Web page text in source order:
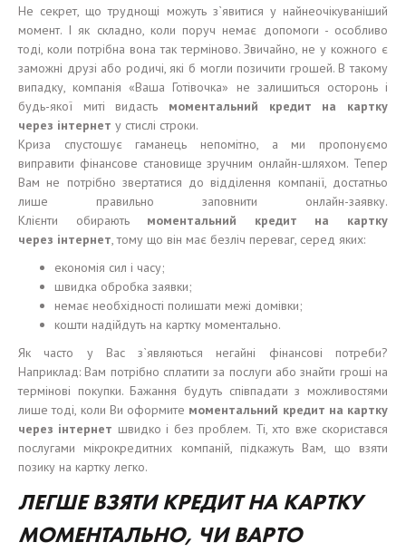
Не секрет, що труднощі можуть з`явитися у найнеочікуваніший
момент. І як складно, коли поруч немає допомоги - особливо
тоді, коли потрібна вона так терміново. Звичайно, не у кожного є
заможні друзі або родичі, які б могли позичити грошей. В такому
випадку, компанія «Ваша Готівочка» не залишиться осторонь і
будь-якої миті видасть моментальний кредит на картку
через інтернет у стислі строки.
Криза спустошує гаманець непомітно, а ми пропонуємо
виправити фінансове становище зручним онлайн-шляхом. Тепер
Вам не потрібно звертатися до відділення компанії, достатньо
лише правильно заповнити онлайн-заявку.
Клієнти обирають моментальний кредит на картку
через інтернет, тому що він має безліч переваг, серед яких:
економія сил і часу;
швидка обробка заявки;
немає необхідності полишати межі домівки;
кошти надійдуть на картку моментально.
Як часто у Вас з`являються негайні фінансові потреби?
Наприклад: Вам потрібно сплатити за послуги або знайти гроші на
термінові покупки. Бажання будуть співпадати з можливостями
лише тоді, коли Ви оформите моментальний кредит на картку
через інтернет швидко і без проблем. Ті, хто вже скористався
послугами мікрокредитних компаній, підкажуть Вам, що взяти
позику на картку легко.
ЛЕГШЕ ВЗЯТИ КРЕДИТ НА КАРТКУ
МОМЕНТАЛЬНО, ЧИ ВАРТО